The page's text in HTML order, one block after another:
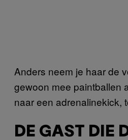
Anders neem je haar de
gewoon mee paintballen
naar een adrenalinekick,
DE GAST DIE